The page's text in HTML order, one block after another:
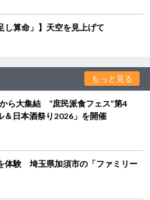
し算命」】天空を見上げて
もっと見る
ら大集結 “庶民派食フェス”第4
＆日本酒祭り2026」を開催
体験 埼玉県加須市の「ファミリー